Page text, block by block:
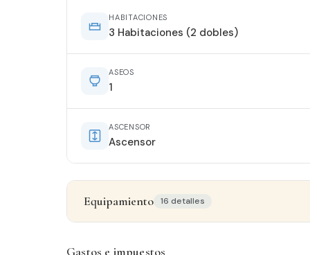
HABITACIONES
3 Habitaciones (2 dobles)
ASEOS
1
ASCENSOR
Ascensor
Equipamiento 16 detalles
Gastos e impuestos